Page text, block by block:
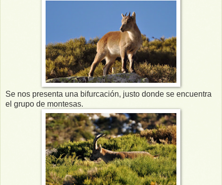
Se nos presenta una bifurcación, justo donde se encuentra
el grupo de montesas.